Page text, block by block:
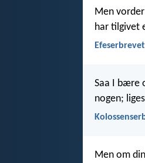
Men
har tilgivet
Saa I bære
nogen;
Men om